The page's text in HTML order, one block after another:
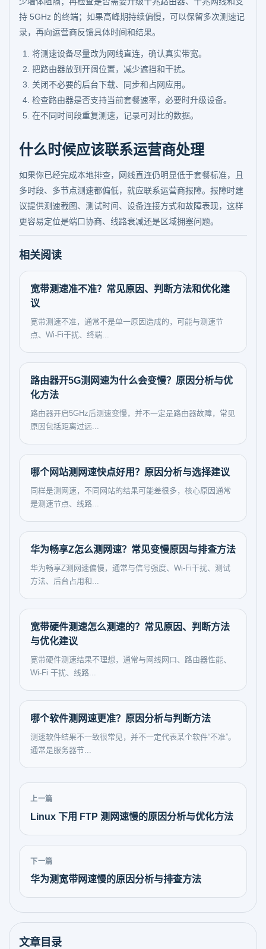
持 5GHz 的终端；如果高峰期持续偏慢，可以保留多次测速记
录，再向运营商反馈具体时间和结果。
将测速设备尽量改为网线直连，确认真实带宽。
把路由器放到开阔位置，减少遮挡和干扰。
关闭不必要的后台下载、同步和占网应用。
检查路由器是否支持当前套餐速率，必要时升级设备。
在不同时间段重复测速，记录可对比的数据。
什么时候应该联系运营商处理
如果你已经完成本地排查，网线直连仍明显低于套餐标准，且
多时段、多节点测速都偏低，就应联系运营商报障。报障时建
议提供测速截图、测试时间、设备连接方式和故障表现，这样
更容易定位是端口协商、线路衰减还是区域拥塞问题。
相关阅读
宽带测速准不准？常见原因、判断方法和优化建
议
宽带测速不准，通常不是单一原因造成的，可能与测速节
点、Wi-Fi干扰、终端...
路由器开5G测网速为什么会变慢？原因分析与优
化方法
路由器开启5GHz后测速变慢，并不一定是路由器故障，常见
原因包括距离过远...
哪个网站测网速快点好用？原因分析与选择建议
同样是测网速，不同网站的结果可能差很多，核心原因通常
是测速节点、线路...
华为畅享Z怎么测网速？常见变慢原因与排查方法
华为畅享Z测网速偏慢，通常与信号强度、Wi-Fi干扰、测试
方法、后台占用和...
宽带硬件测速怎么测速的？常见原因、判断方法
与优化建议
宽带硬件测速结果不理想，通常与网线网口、路由器性能、
Wi‑Fi 干扰、线路...
哪个软件测网速更准？原因分析与判断方法
测速软件结果不一致很常见，并不一定代表某个软件“不准”。
通常是服务器节...
上一篇
Linux 下用 FTP 测网速慢的原因分析与优化方法
下一篇
华为测宽带网速慢的原因分析与排查方法
文章目录